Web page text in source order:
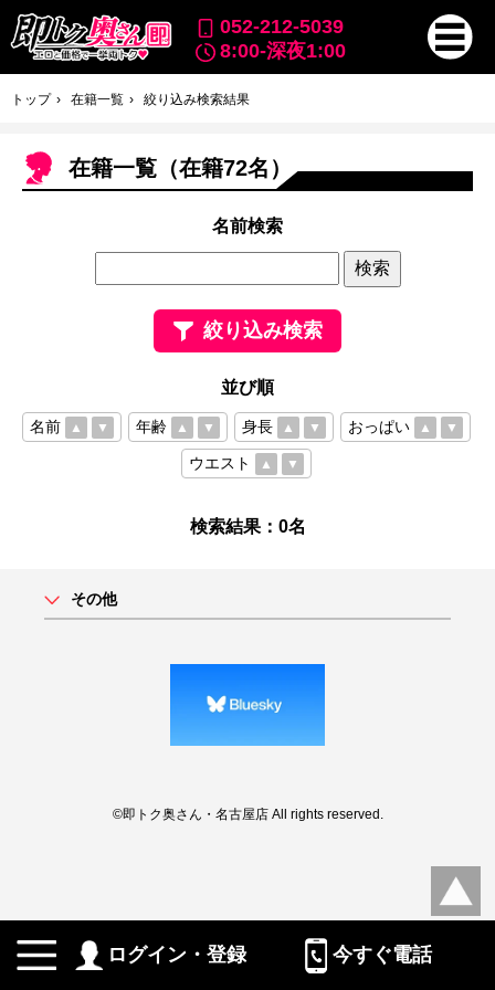
052-212-5039
8:00-深夜1:00
トップ 在籍一覧 絞り込み検索結果
在籍一覧（在籍72名）
名前検索
絞り込み検索
並び順
名前 ▲ ▼ 年齢 ▲ ▼ 身長 ▲ ▼ おっぱい ▲ ▼
ウエスト ▲ ▼
検索結果：0名
その他
©即トク奥さん・名古屋店 All rights reserved.
ログイン・登録 今すぐ電話